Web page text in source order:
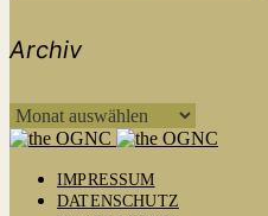
Archiv
ARCHIV
IMPRESSUM
DATENSCHUTZ